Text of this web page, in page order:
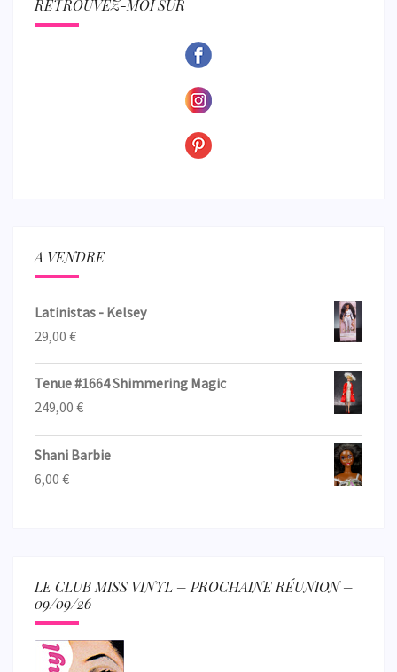
RETROUVEZ-MOI SUR
A VENDRE
Latinistas - Kelsey
29,00 €
Tenue #1664 Shimmering Magic
249,00 €
Shani Barbie
6,00 €
LE CLUB MISS VINYL – PROCHAINE RÉUNION –
09/09/26